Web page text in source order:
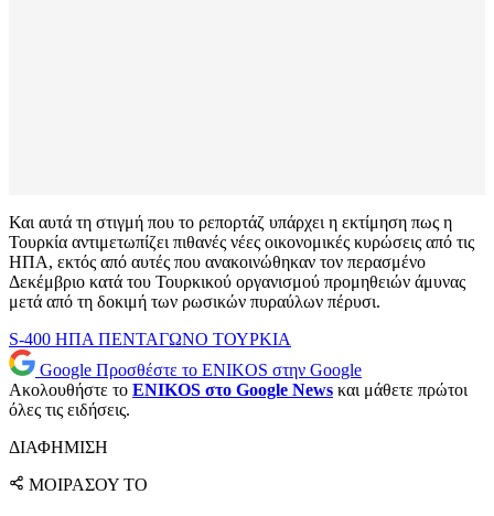
Και αυτά τη στιγμή που το ρεπορτάζ υπάρχει η εκτίμηση πως η
Τουρκία αντιμετωπίζει πιθανές νέες οικονομικές κυρώσεις από τις
ΗΠΑ, εκτός από αυτές που ανακοινώθηκαν τον περασμένο
Δεκέμβριο κατά του Τουρκικού οργανισμού προμηθειών άμυνας
μετά από τη δοκιμή των ρωσικών πυραύλων πέρυσι.
S-400 ΗΠΑ ΠΕΝΤΑΓΩΝΟ ΤΟΥΡΚΙΑ
Google Προσθέστε το ENIKOS στην Google
Ακολουθήστε το ENIKOS στο Google News και μάθετε πρώτοι
όλες τις ειδήσεις.
ΔΙΑΦΗΜΙΣΗ
ΜΟΙΡΑΣΟΥ ΤΟ